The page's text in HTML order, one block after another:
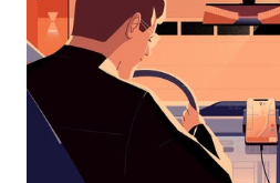
een
datum
te
selecteren.
Druk
Escape